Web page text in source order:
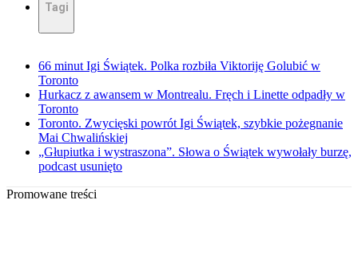
Tagi
66 minut Igi Świątek. Polka rozbiła Viktoriję Golubić w
Toronto
Hurkacz z awansem w Montrealu. Fręch i Linette odpadły w
Toronto
Toronto. Zwycięski powrót Igi Świątek, szybkie pożegnanie
Mai Chwalińskiej
„Głupiutka i wystraszona”. Słowa o Świątek wywołały burzę,
podcast usunięto
Promowane treści